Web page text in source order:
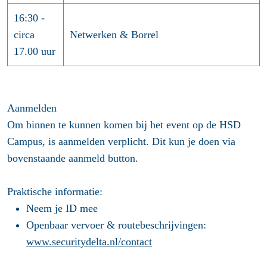
16:30 -
circa
17.00 uur
Netwerken & Borrel
Aanmelden
Om binnen te kunnen komen bij het event op de HSD
Campus, is aanmelden verplicht. Dit kun je doen via
bovenstaande aanmeld button.
Praktische informatie:
Neem je ID mee
Openbaar vervoer & routebeschrijvingen:
www.securitydelta.nl/contact